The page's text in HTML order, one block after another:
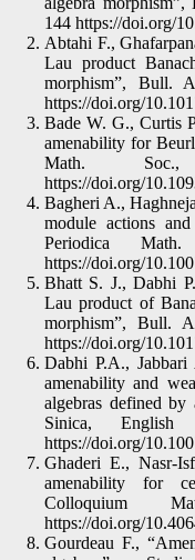
144 https://doi.org/
Abtahi F.,
Lau product
morphism”, Bull.
https://doi.org/
Bade W. G., Curtis
amenability for
Math.
https://doi.org/
Bagheri A.,
module actions
Periodica
https://doi.org/
Bhatt S. J., Dabhi
Lau product of
morphism”, Bull.
https://doi.org/
Dabhi P.A.,
amenability and
algebras defined by
Sinica, English
https://doi.org/
Ghaderi E., Nasr-
amenability for
Colloquium
https://doi.org/
Gourdeau F.,